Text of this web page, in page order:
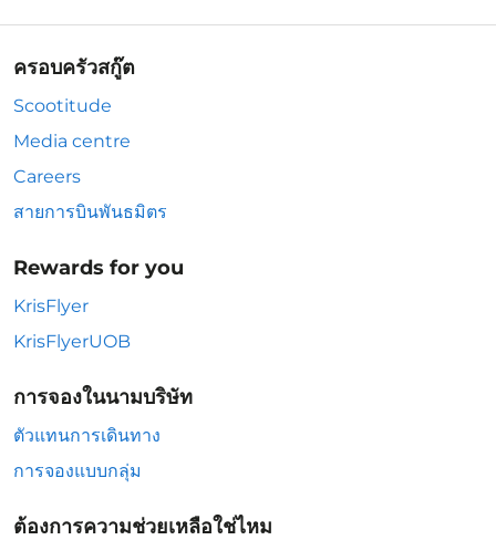
ครอบครัวสกู๊ต
Scootitude
Media centre
Careers
สายการบินพันธมิตร
Rewards for you
KrisFlyer
KrisFlyerUOB
การจองในนามบริษัท
ตัวแทนการเดินทาง
การจองแบบกลุ่ม
ต้องการความช่วยเหลือใช่ไหม